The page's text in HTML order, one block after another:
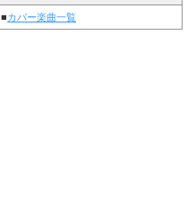
■カバー楽曲一覧